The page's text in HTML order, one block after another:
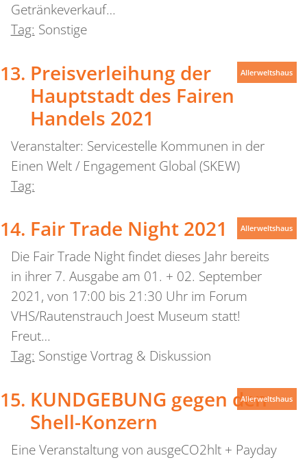
Getränkeverkauf…
Tag: Sonstige
Preisverleihung der
Hauptstadt des Fairen
Handels 2021
Veranstalter: Servicestelle Kommunen in der
Einen Welt / Engagement Global (SKEW)
Tag:
Allerweltshaus
Fair Trade Night 2021
Die Fair Trade Night findet dieses Jahr bereits
in ihrer 7. Ausgabe am 01. + 02. September
2021, von 17:00 bis 21:30 Uhr im Forum
VHS/Rautenstrauch Joest Museum statt!
Freut…
Tag: Sonstige Vortrag & Diskussion
Allerweltshaus
KUNDGEBUNG gegen den
Shell-Konzern
Eine Veranstaltung von ausgeCO2hlt + Payday
Allerweltshaus